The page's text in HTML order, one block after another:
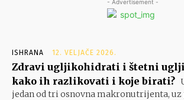
- Advertisement -
ISHRANA 12. VELJAČE 2026.
Zdravi ugljikohidrati i štetni
kako ih razlikovati i koje birati?
jedan od tri osnovna makronutrijenta,